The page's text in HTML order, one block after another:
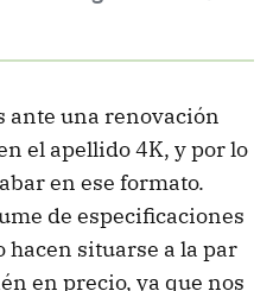
ante una renovación
el apellido 4K, y por lo
en ese formato.
de especificaciones
situarse a la par
en precio, ya que nos